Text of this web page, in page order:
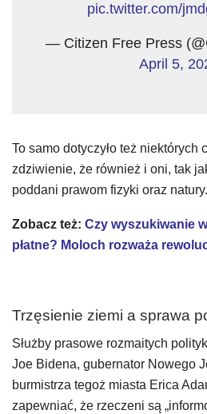
pic.twitter.com/
— Citizen Free Press
April 5,
To samo dotyczyło też niektórych
zdziwienie, że również i oni, tak
poddani prawom fizyki oraz natury.
Zobacz też: Czy wyszukiwanie
płatne? Moloch rozważa
Trzęsienie ziemi a sprawa
Służby prasowe rozmaitych
Joe Bidena, gubernator Nowego
burmistrza tegoż miasta Erica
zapewniać, że rzeczeni są